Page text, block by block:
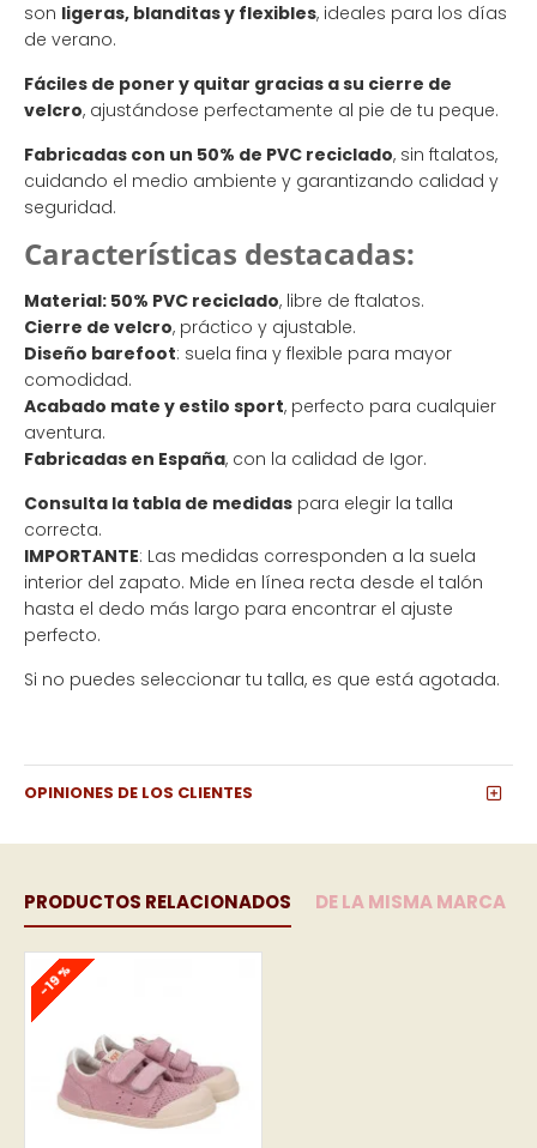
son ligeras, blanditas y flexibles, ideales para los días
de verano.
Fáciles de poner y quitar gracias a su cierre de
velcro, ajustándose perfectamente al pie de tu peque.
Fabricadas con un 50% de PVC reciclado, sin ftalatos,
cuidando el medio ambiente y garantizando calidad y
seguridad.
Características destacadas:
Material: 50% PVC reciclado, libre de ftalatos.
Cierre de velcro, práctico y ajustable.
Diseño barefoot: suela fina y flexible para mayor
comodidad.
Acabado mate y estilo sport, perfecto para cualquier
aventura.
Fabricadas en España, con la calidad de Igor.
Consulta la tabla de medidas para elegir la talla
correcta.
IMPORTANTE: Las medidas corresponden a la suela
interior del zapato. Mide en línea recta desde el talón
hasta el dedo más largo para encontrar el ajuste
perfecto.
Si no puedes seleccionar tu talla, es que está agotada.
OPINIONES DE LOS CLIENTES
PRODUCTOS RELACIONADOS DE LA MISMA MARCA
-19 %